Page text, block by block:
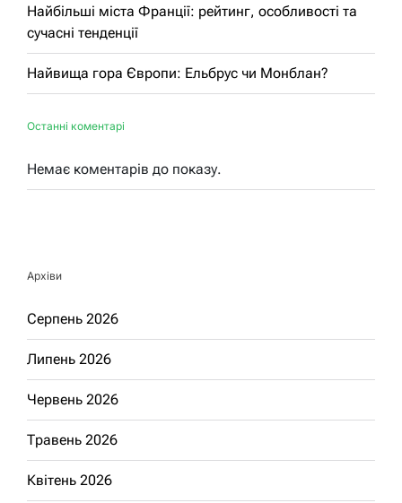
Найбільші міста Франції: рейтинг, особливості та
сучасні тенденції
Найвища гора Європи: Ельбрус чи Монблан?
Останні коментарі
Немає коментарів до показу.
Архіви
Серпень 2026
Липень 2026
Червень 2026
Травень 2026
Квітень 2026